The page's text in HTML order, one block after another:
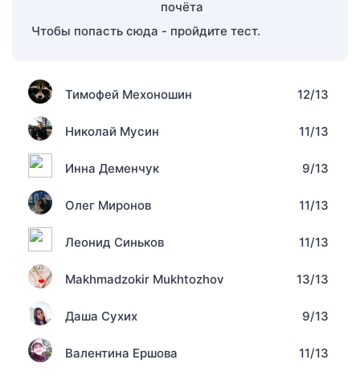
Чтобы попасть сюда - пройдите тест.
Тимофей Мехоношин 12/13
Николай Мусин 11/13
Инна Деменчук 9/13
Олег Миронов 11/13
Леонид Синьков 11/13
Makhmadzokir Mukhtozhov 13/13
Даша Сухих 9/13
Валентина Ершова 11/13